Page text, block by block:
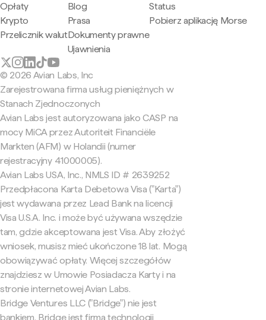
Opłaty
Krypto
Przelicznik walut
Blog
Prasa
Dokumenty prawne
Ujawnienia
Status
Pobierz aplikację Morse
© 2026 Avian Labs, Inc
Zarejestrowana firma usług pieniężnych w
Stanach Zjednoczonych
Avian Labs jest autoryzowana jako CASP na
mocy MiCA przez Autoriteit Financiële
Markten (AFM) w Holandii (numer
rejestracyjny 41000005).
Avian Labs USA, Inc., NMLS ID # 2639252
Przedpłacona Karta Debetowa Visa ("Karta")
jest wydawana przez Lead Bank na licencji
Visa U.S.A. Inc. i może być używana wszędzie
tam, gdzie akceptowana jest Visa. Aby złożyć
wniosek, musisz mieć ukończone 18 lat. Mogą
obowiązywać opłaty. Więcej szczegółów
znajdziesz w Umowie Posiadacza Karty i na
stronie internetowej Avian Labs.
Bridge Ventures LLC ("Bridge") nie jest
bankiem. Bridge jest firmą technologii